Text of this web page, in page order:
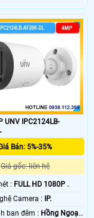
UNV IPC2124LB-
Bán: 5%-35%
Giá gốc: liên hệ
: FULL HD 1080P .
👍 Công Nghệ Camera : IP.
🌚 Hình ảnh ban đêm : Hồng Ngoại